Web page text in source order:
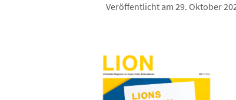
Veröffentlicht am 29. Oktober